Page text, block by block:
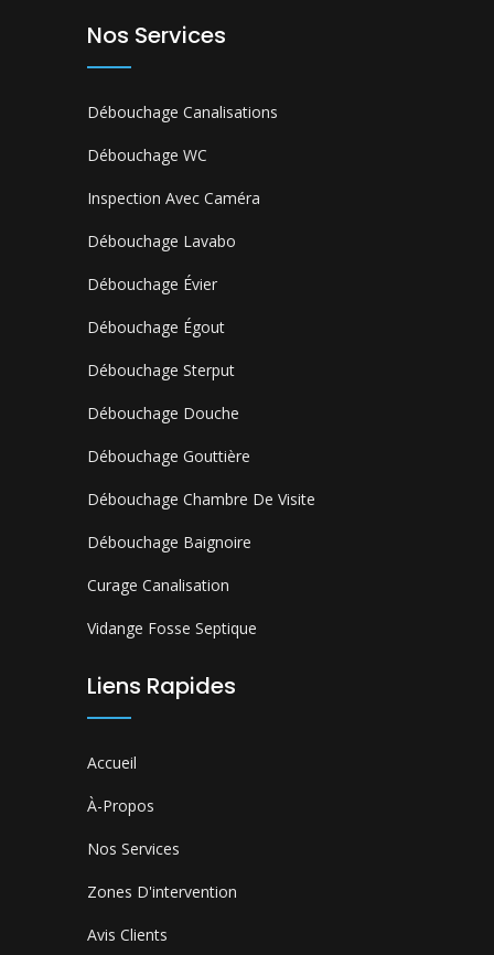
Nos Services
Débouchage Canalisations
Débouchage WC
Inspection Avec Caméra
Débouchage Lavabo
Débouchage Évier
Débouchage Égout
Débouchage Sterput
Débouchage Douche
Débouchage Gouttière
Débouchage Chambre De Visite
Débouchage Baignoire
Curage Canalisation
Vidange Fosse Septique
Liens Rapides
Accueil
À-Propos
Nos Services
Zones D'intervention
Avis Clients